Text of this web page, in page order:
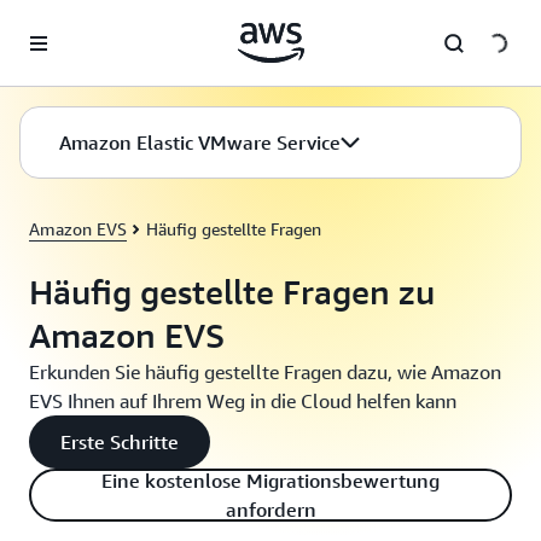
Überspringen zum Hauptinhalt
Amazon Elastic VMware Service
Amazon EVS Häufig gestellte Fragen
Häufig gestellte Fragen zu
Amazon EVS
Erkunden Sie häufig gestellte Fragen dazu, wie Amazon
EVS Ihnen auf Ihrem Weg in die Cloud helfen kann
Erste Schritte
Eine kostenlose Migrationsbewertung
anfordern